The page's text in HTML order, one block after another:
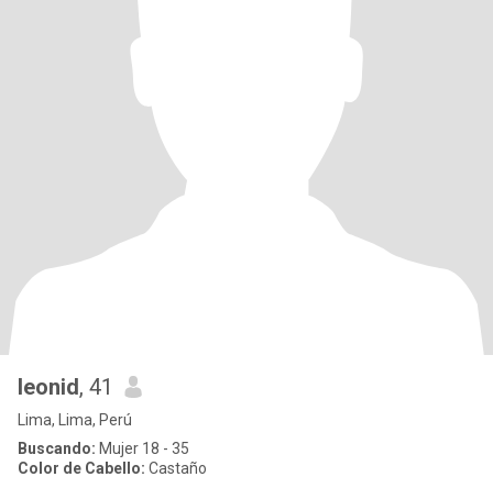
leonid, 41
Lima, Lima, Perú
Buscando: Mujer 18 - 35
Color de Cabello: Castaño